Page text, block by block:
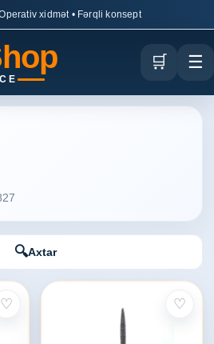
xidmət • Fərqli konsept
🛒 ☰
🔍Axtar
♡ ♡